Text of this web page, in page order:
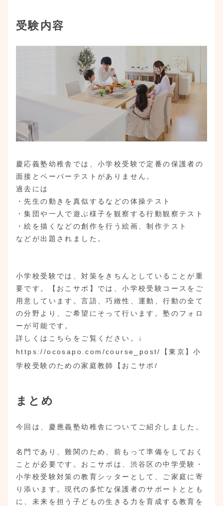
受験内容
慶応義塾幼稚舎では、小学校受験で定番の保護者の
面接とペーパーテストがありません。
過去には
・先生の動きを真似するなどの体操テスト
・集団や一人で遊ぶ様子を観察する行動観察テスト
・絵を描くなどの創作を行う絵画、制作テスト
などが出題されました。
小学校受験では、対策をきちんとしていることが重
要です。【おこサポ】では、小学校受験コースをご
用意しています。言語、巧緻性、運動、行動の全て
の分野より、ご希望にそって行います。塾のフォロ
ーが可能です。
詳しくはこちらをご覧ください。↓
https://ocosapo.com/course_post/【東京】小
学校受験のための家庭教師【おこサポ/
まとめ
今回は、慶應義塾幼稚舎についてご紹介しました。
名門であり、難関のため、前もって準備をしておく
ことが必要です。おこサポは、渋谷区の中学受験・
小学校受験対策の教育シッターとして、ご家庭に寄
り添います。現代の多忙な保護者のサポートととも
に、未来を担う子どもの生きる力を育成する教育を